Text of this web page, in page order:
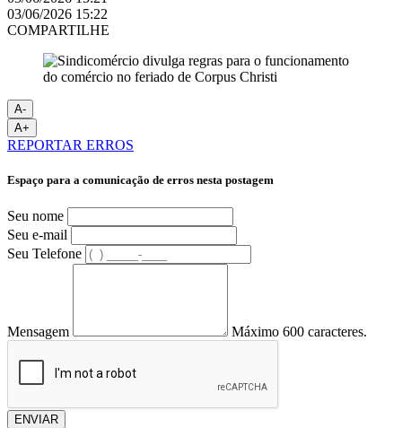
03/06/2026 15:22
COMPARTILHE
A-
A+
REPORTAR ERROS
Espaço para a comunicação de erros nesta postagem
Seu nome
Seu e-mail
Seu Telefone
Mensagem Máximo 600 caracteres.
ENVIAR